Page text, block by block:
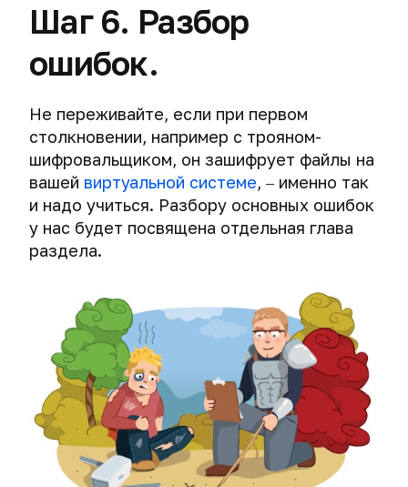
провайдеры
логи.
Работа
запросами
правоохранительных
органов.
хакеры
и
спецслужбы
Шаг 6. Разбор
ошибок.
Не переживайте, если при первом
столкновении, например с трояном-
шифровальщиком, он зашифрует файлы на
вашей виртуальной системе, ‒ именно так
и надо учиться. Разбору основных ошибок
у нас будет посвящена отдельная глава
раздела.